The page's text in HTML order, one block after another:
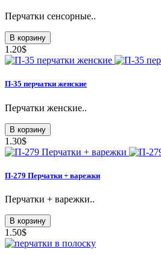
Перчатки сенсорные..
В корзину
1.20$
П-35 перчатки женские
Перчатки женские..
В корзину
1.30$
П-279 Перчатки + варежки
Перчатки + варежки..
В корзину
1.50$